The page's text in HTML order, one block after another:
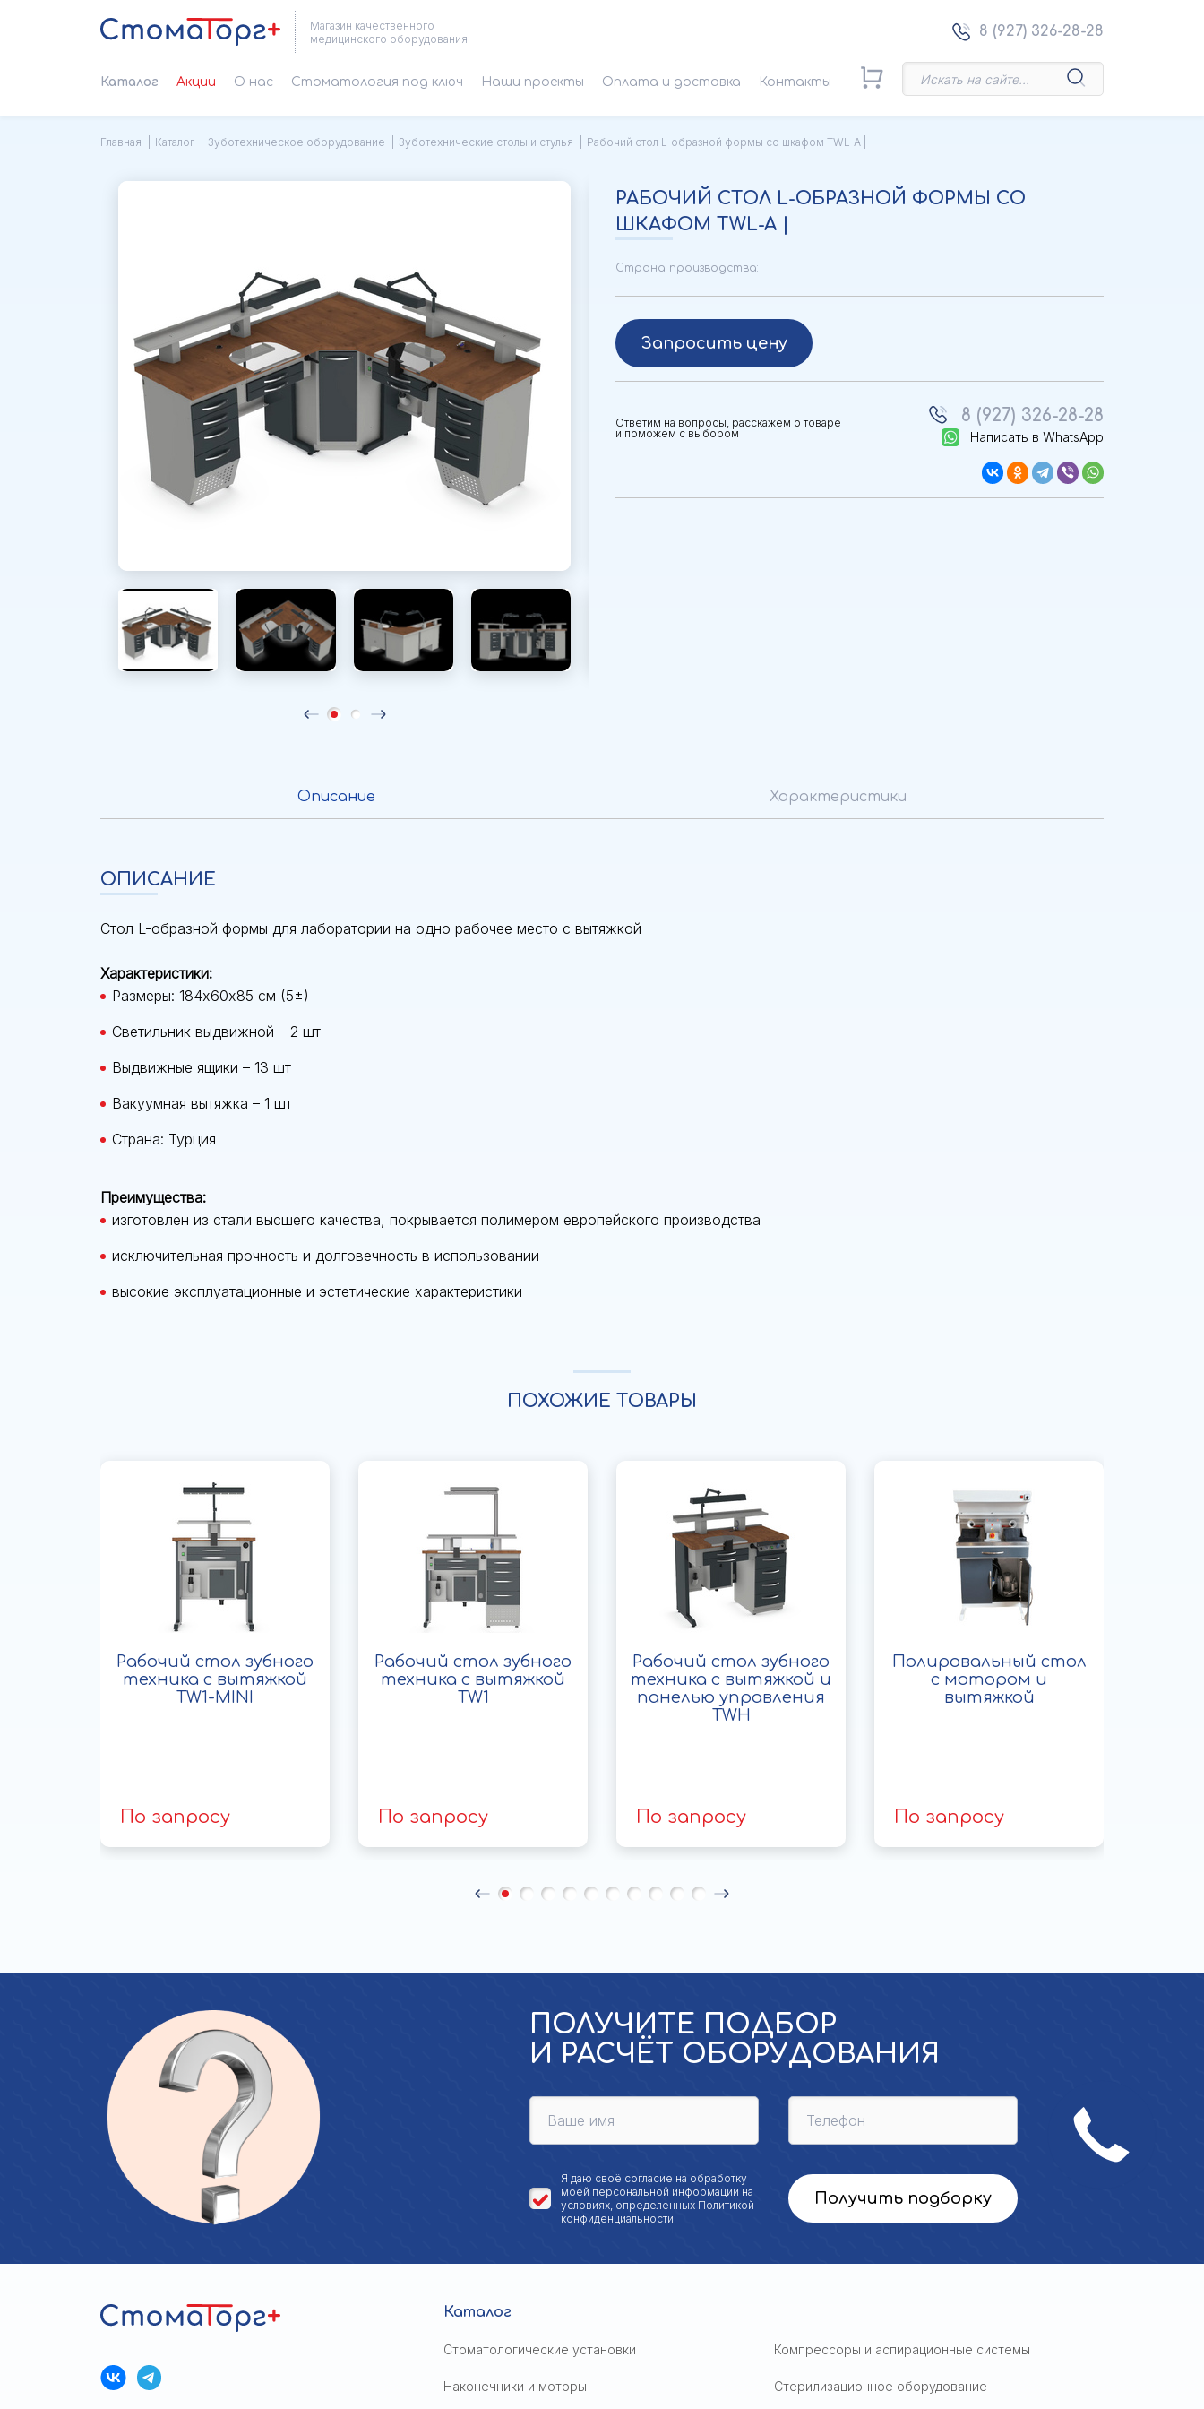
Магазин качественного
медицинского оборудования
8 (927) 326-28-28
Каталог Акции О нас Cтоматология под ключ Наши проекты Оплата и доставка Контакты
Главная Каталог Зуботехническое оборудование Зуботехнические столы и стулья Рабочий стол L-образной формы со шкафом TWL-A |
РАБОЧИЙ СТОЛ L-ОБРАЗНОЙ ФОРМЫ СО
ШКАФОМ TWL-A |
Страна производства:
Запросить цену
Ответим на вопросы, расскажем о товаре
и поможем с выбором
8 (927) 326-28-28
Написать в WhatsApp
Описание Характеристики
ОПИСАНИЕ
Стол L-образной формы для лаборатории на одно рабочее место с вытяжкой
Характеристики:
Размеры: 184х60х85 см (5±)
Светильник выдвижной – 2 шт
Выдвижные ящики – 13 шт
Вакуумная вытяжка – 1 шт
Страна: Турция
Преимущества:
изготовлен из стали высшего качества, покрывается полимером европейского производства
исключительная прочность и долговечность в использовании
высокие эксплуатационные и эстетические характеристики
ПОХОЖИЕ ТОВАРЫ
Рабочий стол зубного
техника с вытяжкой
TW1-MINI
По запросу
Рабочий стол зубного
техника с вытяжкой
TW1
По запросу
Рабочий стол зубного
техника с вытяжкой и
панелью управления
TWH
По запросу
Полировальный стол
с мотором и
вытяжкой
По запросу
ПОЛУЧИТЕ ПОДБОР
И РАСЧЁТ ОБОРУДОВАНИЯ
Я даю своё согласие на обработку
моей персональной информации на
условиях, определенных Политикой
конфиденциальности
Получить подборку
Каталог
Стоматологические установки Компрессоры и аспирационные системы
Наконечники и моторы Стерилизационное оборудование